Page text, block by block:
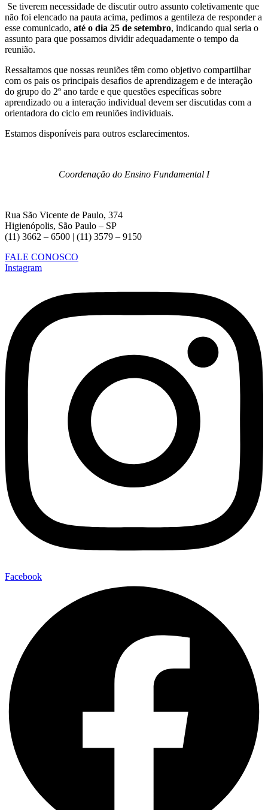
Se tiverem necessidade de discutir outro assunto coletivamente que
não foi elencado na pauta acima, pedimos a gentileza de responder a
esse comunicado, até o dia 25 de setembro, indicando qual seria o
assunto para que possamos dividir adequadamente o tempo da
reunião.
Ressaltamos que nossas reuniões têm como objetivo compartilhar
com os pais os principais desafios de aprendizagem e de interação
do grupo do 2º ano tarde e que questões específicas sobre
aprendizado ou a interação individual devem ser discutidas com a
orientadora do ciclo em reuniões individuais.
Estamos disponíveis para outros esclarecimentos.
Coordenação do Ensino Fundamental I
Rua São Vicente de Paulo, 374
Higienópolis, São Paulo – SP
(11) 3662 – 6500 | (11) 3579 – 9150
FALE CONOSCO
Instagram
Facebook